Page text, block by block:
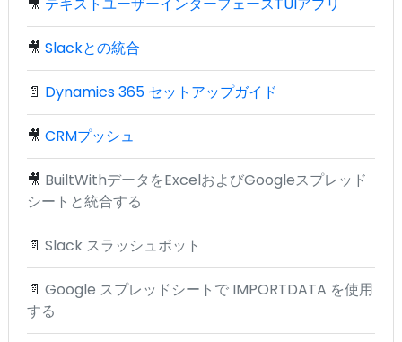
🎥 テキストユーザーインターフェースTUIアプリ
🎥 Slackとの統合
📄 Dynamics 365 セットアップガイド
🎥 CRMプッシュ
🎥 BuiltWithデータをExcelおよびGoogleスプレッド
シートと統合する
📄 Slack スラッシュボット
📄 Google スプレッドシートで IMPORTDATA を使用
する